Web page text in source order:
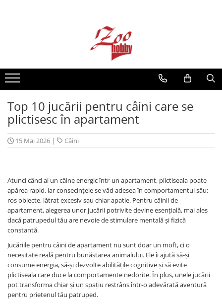
Recompense și Suplimente pentru
Paste Instant Câini
Hrană Umedă pentru Câini
Îngrijirea Blănii pentru Câini -
Șampoane
Îngrijirea Blănii pentru Câini, Perii
Igienă Dentară
Îngrijirea Labuțelor și Ghearelor
Covorașe Absorbante și Scutece
Pungi Igienice Pentru Câini
Soluții de Curațat, Repelente,
Atractante și Parfumuri
Antiparazitare
Produse de Sănătate și Recuperare
Lese pentru Câini
Recompense și Suplimente pentru
Hrană Uscată pentru Pisici
Așternuturi / Nisip Pentru Pisici
Litiere pentru Pisici
Piepteni și Perii pentru Pisici
Îngrijirea Labuțelor și Ghearelor
Antiparazitare
Zgărzi, Lese și Hamuri pentru Pisici
Patuțuri, Iglu și Ansambluri Sisal
pentru Pisici
Jucării pentru Pisici
Cuști transport pentru Pisici
Castroane pentru Mâncare și Apă
Pisici
Carne și organe congelate
Pui
Vită
Top 10 jucării pentru câini care se
plictisesc în apartament
15 Mai 2026 | Câini
Atunci când ai un câine energic într-un apartament, plictiseala poate
apărea rapid, iar consecințele se văd adesea în comportamentul său:
ros obiecte, lătrat excesiv sau chiar apatie. Pentru câinii de
apartament, alegerea unor jucării potrivite devine esențială, mai ales
dacă patrupedul tău are nevoie de stimulare mentală și fizică
constantă.
Jucăriile pentru câini de apartament nu sunt doar un moft, ci o
necesitate reală pentru bunăstarea animalului. Ele îi ajută să-și
consume energia, să-și dezvolte abilitățile cognitive și să evite
plictiseala care duce la comportamente nedorite. În plus, unele jucării
pot transforma chiar și un spațiu restrâns într-o adevărată aventură
pentru prietenul tău patruped.